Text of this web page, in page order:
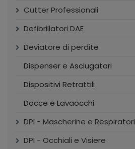
Cutter Professionali
Defibrillatori DAE
Deviatore di perdite
Dispenser e Asciugatori
Dispositivi Retrattili
Docce e Lavaocchi
DPI - Mascherine e Respiratori
DPI - Occhiali e Visiere